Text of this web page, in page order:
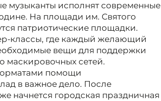
музыканты исполнят современные
На площади им. Святого
патриотические площадки.
классы, где каждый желающий
вещи для поддержки
маскировочных сетей.
помощи
в важное дело. После
начнется городская праздничная